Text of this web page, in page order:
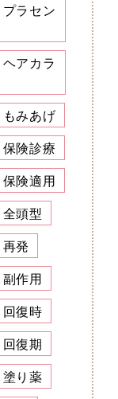
ラセン
アカラ
みあげ
険診療
険適用
頭型
発
作用
復時
復期
り薬